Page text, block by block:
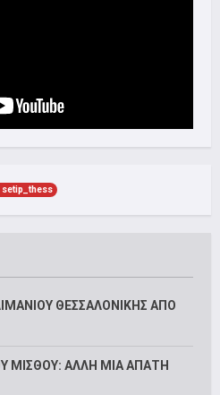
setip_thess
ΘΕΣΣΑΛΟΝΙΚΗΣ ΑΠΟ
ΜΙΣΘΟΥ: ΑΛΛΗ ΜΙΑ ΑΠΑΤΗ